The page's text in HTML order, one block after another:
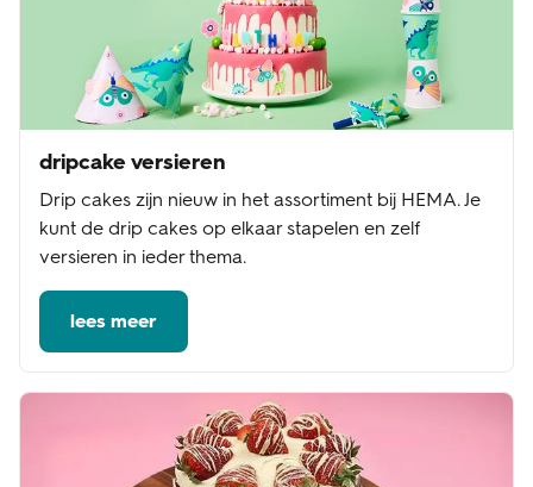
dripcake versieren
Drip cakes zijn nieuw in het assortiment bij HEMA. Je
kunt de drip cakes op elkaar stapelen en zelf
versieren in ieder thema.
lees meer